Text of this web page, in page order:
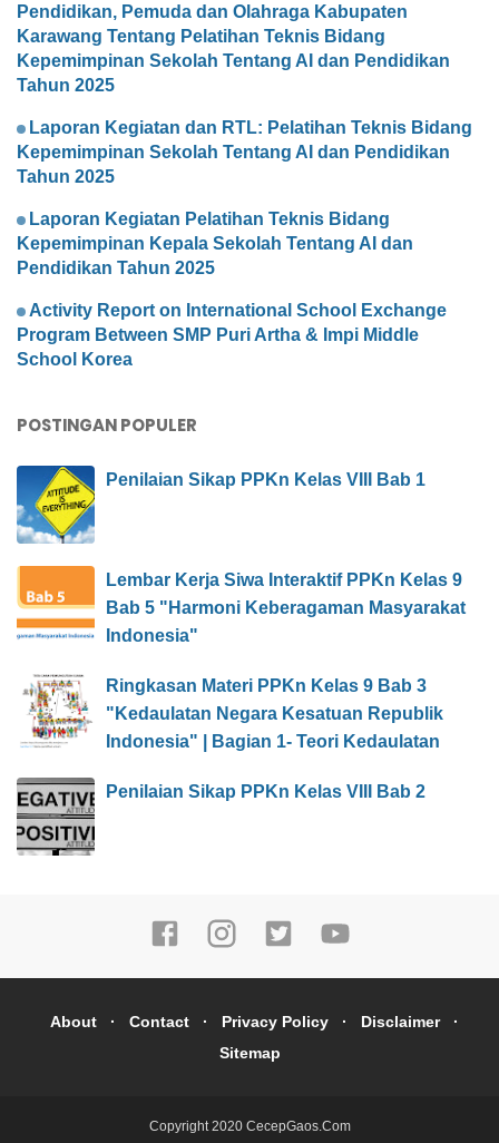
Pendidikan, Pemuda dan Olahraga Kabupaten
Karawang Tentang Pelatihan Teknis Bidang
Kepemimpinan Sekolah Tentang AI dan Pendidikan
Tahun 2025
Laporan Kegiatan dan RTL: Pelatihan Teknis Bidang
Kepemimpinan Sekolah Tentang AI dan Pendidikan
Tahun 2025
Laporan Kegiatan Pelatihan Teknis Bidang
Kepemimpinan Kepala Sekolah Tentang AI dan
Pendidikan Tahun 2025
Activity Report on International School Exchange
Program Between SMP Puri Artha & Impi Middle
School Korea
POSTINGAN POPULER
Penilaian Sikap PPKn Kelas VIII Bab 1
Lembar Kerja Siwa Interaktif PPKn Kelas 9
Bab 5 "Harmoni Keberagaman Masyarakat
Indonesia"
Ringkasan Materi PPKn Kelas 9 Bab 3
"Kedaulatan Negara Kesatuan Republik
Indonesia" | Bagian 1- Teori Kedaulatan
Penilaian Sikap PPKn Kelas VIII Bab 2
About Contact Privacy Policy
Disclaimer
Sitemap
Copyright 2020 CecepGaos.Com